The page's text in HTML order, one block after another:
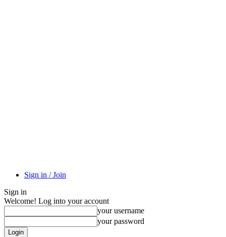
Sign in / Join
Sign in
Welcome! Log into your account
your username
your password